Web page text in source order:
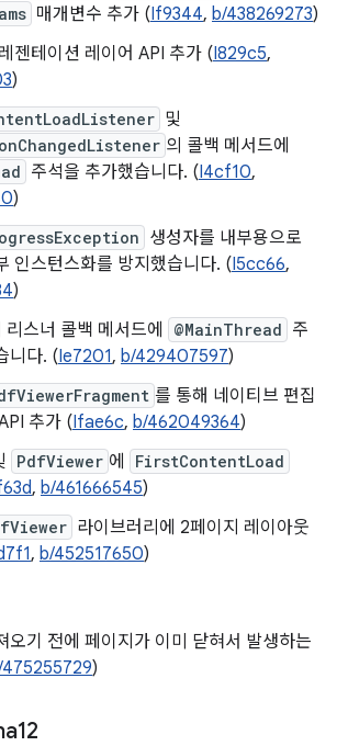
매개변수 추가 (If9344, b/438269273)
젠테이션 레이어 API 추가 (I829c5,
)
및
의 콜백 메서드에
주석을 추가했습니다. (I4cf10,
)
생성자를 내부용으로
인스턴스화를 방지했습니다. (I5cc66,
)
리스너 콜백 메서드에 @MainThread 주
니다. (Ie7201, b/429407597)
를 통해 네이티브 편집
추가 (Ifae6c, b/462049364)
PdfViewer 에 FirstContentLoad
, b/461666545)
라이브러리에 2페이지 레이아웃
, b/452517650)
오기 전에 페이지가 이미 닫혀서 발생하는
)